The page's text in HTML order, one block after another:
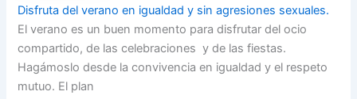
Disfruta del verano en igualdad y sin agresiones sexuales.
El verano es un buen momento para disfrutar del ocio
compartido, de las celebraciones y de las fiestas.
Hagámoslo desde la convivencia en igualdad y el respeto
mutuo. El plan